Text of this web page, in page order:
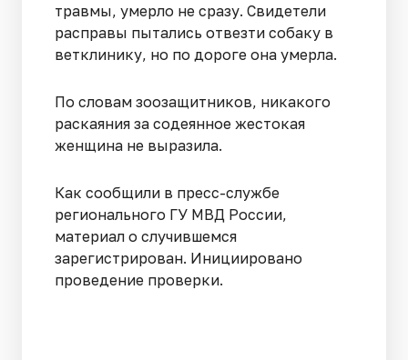
травмы, умерло не сразу. Свидетели
расправы пытались отвезти собаку в
ветклинику, но по дороге она умерла.
По словам зоозащитников, никакого
раскаяния за содеянное жестокая
женщина не выразила.
Как сообщили в пресс-службе
регионального ГУ МВД России,
материал о случившемся
зарегистрирован. Инициировано
проведение проверки.